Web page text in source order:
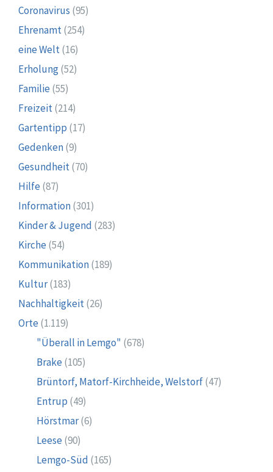
Coronavirus (95)
Ehrenamt(254)
eine Welt(16)
Erholung(52)
Familie (55)
Freizeit(214)
Gartentipp (17)
Gedenken(9)
Gesundheit(70)
Hilfe (87)
Information(301)
Kinder & Jugend (283)
Kirche (54)
Kommunikation(189)
Kultur(183)
Nachhaltigkeit(26)
Orte (1.119)
"Überall in Lemgo" (678)
Brake (105)
Brüntorf, Matorf-Kirchheide, Welstorf(47)
Entrup (49)
Hörstmar(6)
Leese (90)
Lemgo-Süd (165)